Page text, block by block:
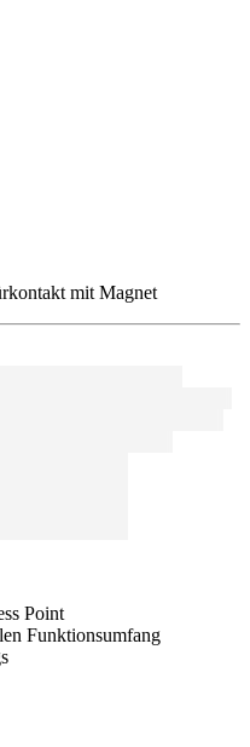
mit Magnet
Point
Funktionsumfang